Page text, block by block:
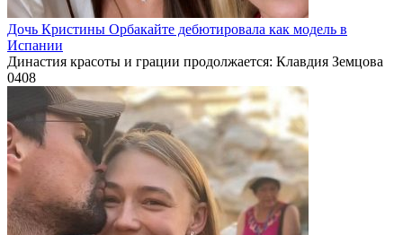
Дочь Кристины Орбакайте дебютировала как модель в
Испании
Династия красоты и грации продолжается: Клавдия Земцова
0408